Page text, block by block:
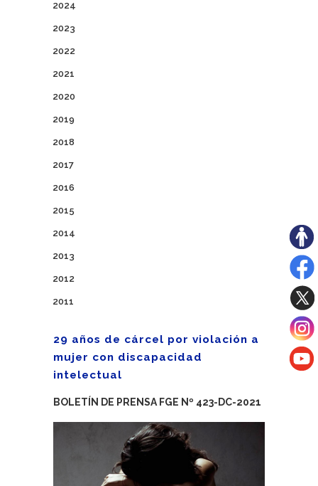
2024
2023
2022
2021
2020
2019
2018
2017
2016
2015
2014
2013
2012
2011
29 años de cárcel por violación a
mujer con discapacidad
intelectual
BOLETÍN DE PRENSA FGE Nº 423-DC-2021